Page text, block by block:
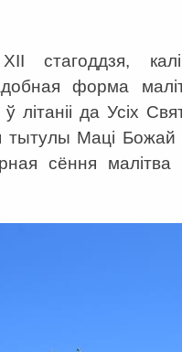
стагоддзя,
форма
літаніі да Усіх
Маці Божай
сёння